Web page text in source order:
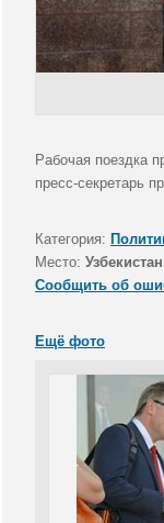
Рабочая поездка
пресс-секретарь
Категория:
Место:
Сообщить об
Ещё фото